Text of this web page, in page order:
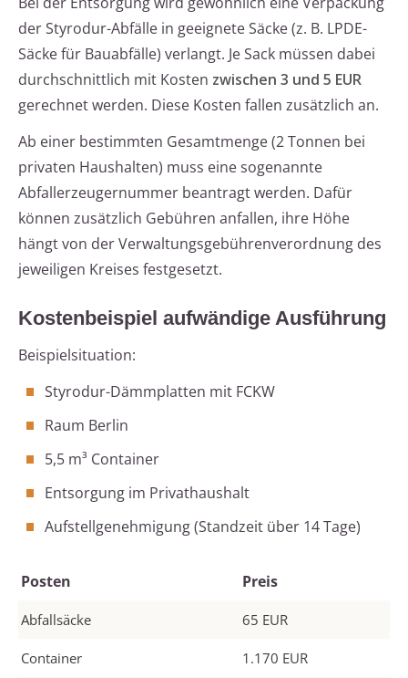
der Styrodur-Abfälle in geeignete Säcke (z. B. LPDE-
Säcke für Bauabfälle) verlangt. Je Sack müssen dabei
durchschnittlich mit Kosten zwischen 3 und 5 EUR
gerechnet werden. Diese Kosten fallen zusätzlich an.
Ab einer bestimmten Gesamtmenge (2 Tonnen bei
privaten Haushalten) muss eine sogenannte
Abfallerzeugernummer beantragt werden. Dafür
können zusätzlich Gebühren anfallen, ihre Höhe
hängt von der Verwaltungsgebührenverordnung des
jeweiligen Kreises festgesetzt.
Kostenbeispiel aufwändige Ausführung
Beispielsituation:
Styrodur-Dämmplatten mit FCKW
Raum Berlin
5,5 m³ Container
Entsorgung im Privathaushalt
Aufstellgenehmigung (Standzeit über 14 Tage)
Posten Preis
Abfallsäcke 65 EUR
Container 1.170 EUR